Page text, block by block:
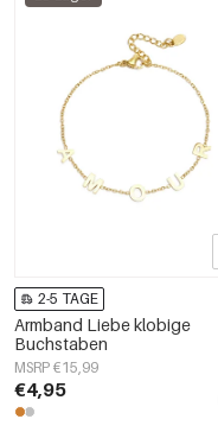
2-5 TAGE
Armband Liebe klobige
Buchstaben
MSRP €15,99
€4,95